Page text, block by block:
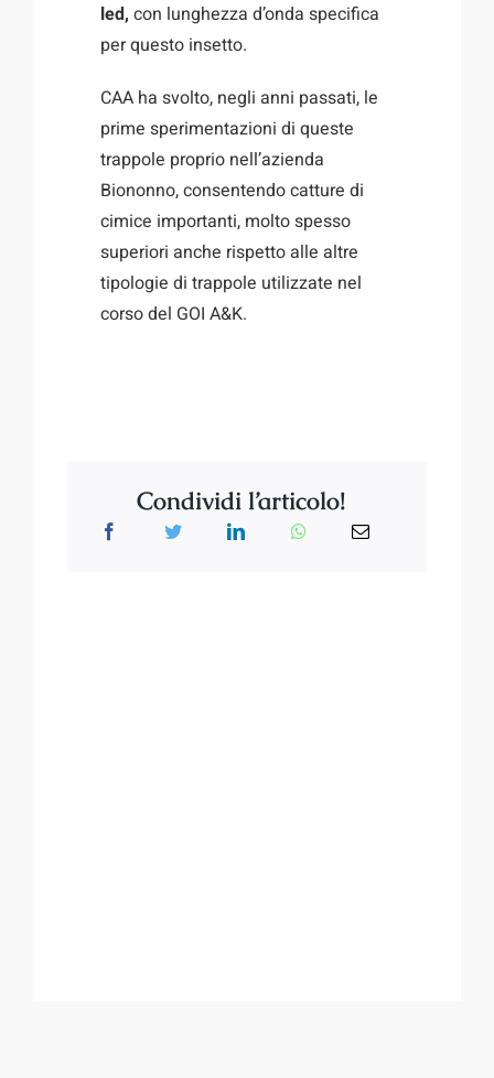
led, con lunghezza d’onda specifica
per questo insetto.
CAA ha svolto, negli anni passati, le
prime sperimentazioni di queste
trappole proprio nell’azienda
Biononno, consentendo catture di
cimice importanti, molto spesso
superiori anche rispetto alle altre
tipologie di trappole utilizzate nel
corso del GOI A&K.
Condividi l’articolo!